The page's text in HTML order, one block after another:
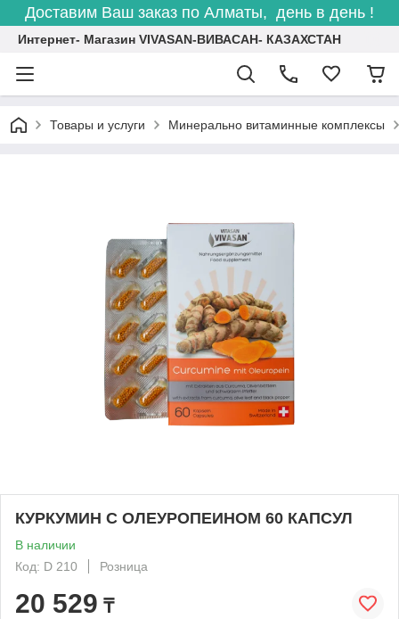
Доставим Ваш заказ по Алматы, день в день !
Интернет- Магазин VIVASAN-ВИВАСАН- КАЗАХСТАН
Товары и услуги Минерально витаминные комплексы
КУРКУМИН С ОЛЕУРОПЕИНОМ 60 КАПСУЛ
В наличии
Код: D 210
Розница
20 529 ₸